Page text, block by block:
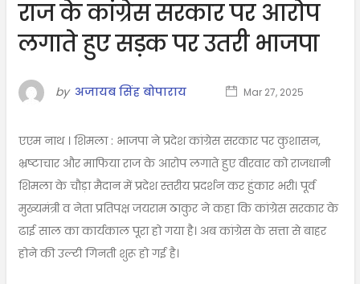
राज के कांग्रेस सरकार पर आरोप
लगाते हुए सड़क पर उतरी भाजपा
by अजायब सिंह बोपाराय Mar 27, 2025
एएम नाथ । शिमला : भाजपा ने प्रदेश कांग्रेस सरकार पर कुशासन,
भ्रष्टाचार और माफिया राज के आरोप लगाते हुए वीरवार को राजधानी
शिमला के चौड़ा मैदान में प्रदेश स्तरीय प्रदर्शन कर हुंकार भरी। पूर्व
मुख्यमंत्री व नेता प्रतिपक्ष जयराम ठाकुर ने कहा कि कांग्रेस सरकार के
ढाई साल का कार्यकाल पूरा हो गया है। अब कांग्रेस के सत्ता से बाहर
होने की उल्टी गिनती शुरू हो गई है।